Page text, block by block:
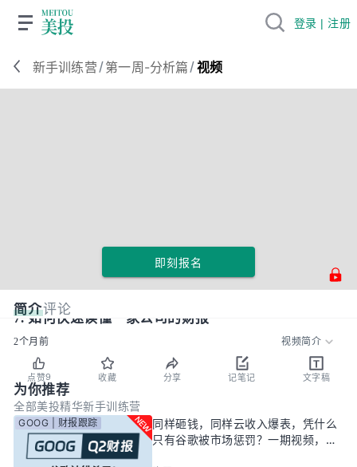
新手训练营 /第一周-分析篇 /视频
即刻报名
简介评论
7. 如何快速读懂一家公司的财报
2个月前 视频简介
点赞9 收藏 分享 记笔记 文字稿
为你推荐
全部美投精华新手训练营
GOOG | 财报跟踪
同样砸钱，同样云收入爆表，凭什么
只有谷歌被市场惩罚？一期视频，告
登录 | 注册